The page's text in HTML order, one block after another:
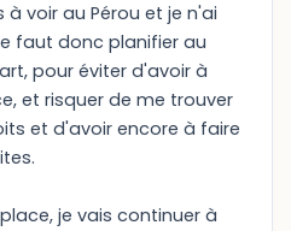
voir au Pérou et je n'ai
faut donc planifier au
pour éviter d'avoir à
et risquer de me trouver
et d'avoir encore à faire
je vais continuer à